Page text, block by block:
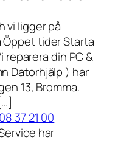
vi ligger på
Öppet tider Starta
reparera din PC &
Datorhjälp ) har
13, Bromma.
37 21 00
har